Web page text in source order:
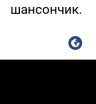
шансончик.